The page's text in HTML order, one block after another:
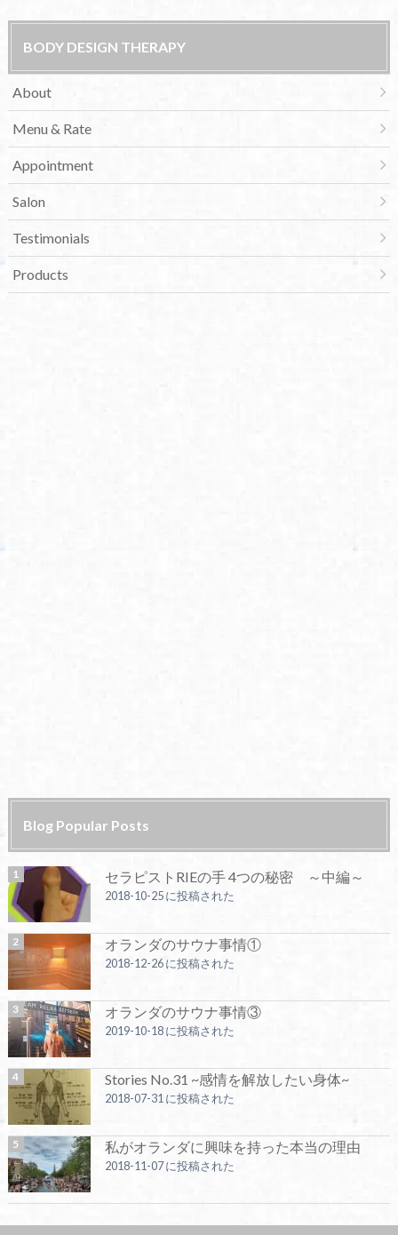
BODY DESIGN THERAPY
About
Menu & Rate
Appointment
Salon
Testimonials
Products
Blog Popular Posts
セラピストRIEの手 4つの秘密 ～中編～
2018-10-25 に投稿された
オランダのサウナ事情①
2018-12-26 に投稿された
オランダのサウナ事情③
2019-10-18 に投稿された
Stories No.31 ~感情を解放したい身体~
2018-07-31 に投稿された
私がオランダに興味を持った本当の理由
2018-11-07 に投稿された